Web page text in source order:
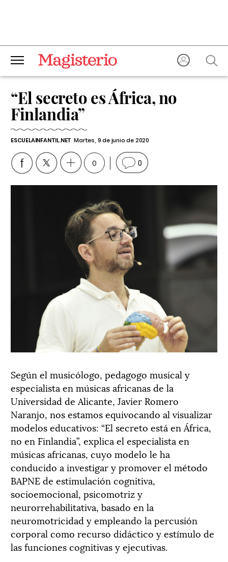
“El secreto es África, no
Finlandia”
ESCUELAINFANTIL.NET Martes, 9 de junio de 2020
0 0
Según el musicólogo, pedagogo musical y
especialista en músicas africanas de la
Universidad de Alicante, Javier Romero
Naranjo, nos estamos equivocando al visualizar
modelos educativos: “El secreto está en África,
no en Finlandia”, explica el especialista en
músicas africanas, cuyo modelo le ha
conducido a investigar y promover el método
BAPNE de estimulación cognitiva,
socioemocional, psicomotriz y
neurorrehabilitativa, basado en la
neuromotricidad y empleando la percusión
corporal como recurso didáctico y estímulo de
las funciones cognitivas y ejecutivas.